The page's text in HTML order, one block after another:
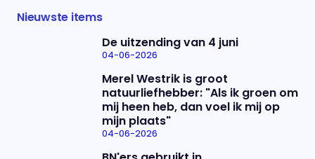
Nieuwste items
De uitzending van 4 juni
04-06-2026
Merel Westrik is groot
natuurliefhebber: "Als ik groen om
mij heen heb, dan voel ik mij op
mijn plaats"
04-06-2026